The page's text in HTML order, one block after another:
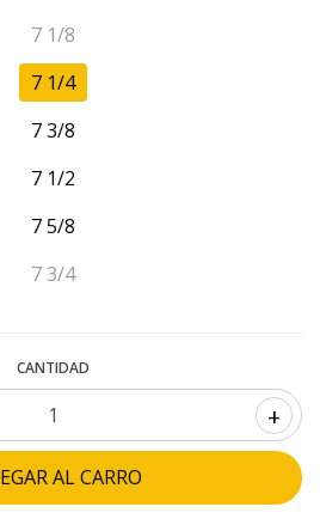
7 1/8
7 1/4
7 3/8
7 1/2
7 5/8
7 3/4
CANTIDAD
+